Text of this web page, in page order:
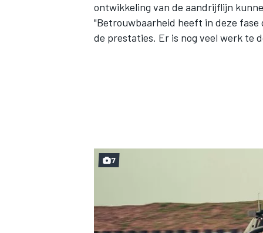
ontwikkeling van de aandrijflijn
"Betrouwbaarheid heeft in deze
de prestaties. Er is nog veel werk te
7